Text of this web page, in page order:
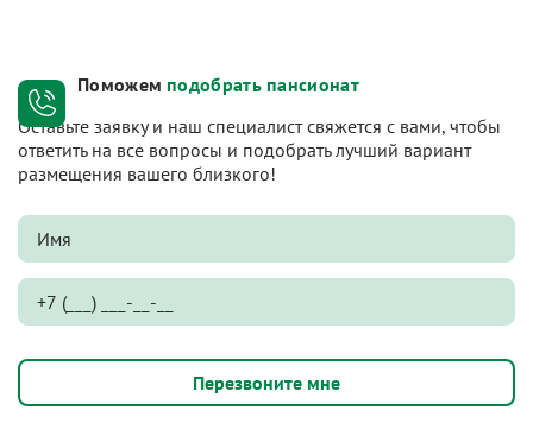
Поможем подобрать пансионат
Оставьте заявку и наш специалист свяжется с вами, чтобы
ответить на все вопросы и подобрать лучший вариант
размещения вашего близкого!